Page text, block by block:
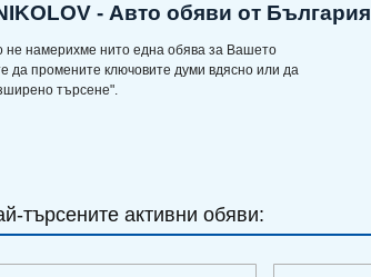
- Авто обяви от България
намерихме нито една обява за Вашето
да промените ключовите думи вдясно или да
търсене".
търсените активни обяви: